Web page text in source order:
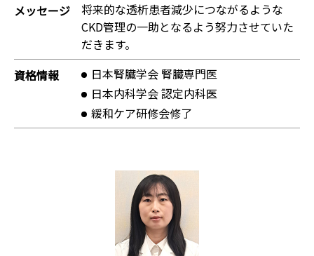
メッセージ
将来的な透析患者減少につながるような
CKD管理の一助となるよう努力させていた
だきます。
資格情報
日本腎臓学会 腎臓専門医
日本内科学会 認定内科医
緩和ケア研修会修了